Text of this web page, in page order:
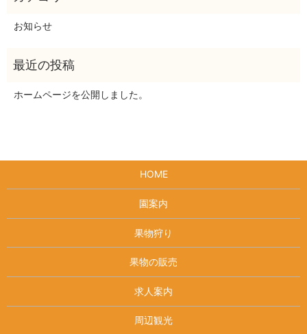
お知らせ
ホームページを公開しました。
HOME
園案内
果物狩り
果物の販売
求人案内
周辺観光